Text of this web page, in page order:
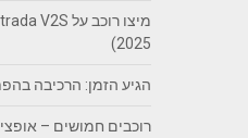
2025)
הגיע הזמן: הרכיבה בהפתעה ה-10
רוכבים חמושים –